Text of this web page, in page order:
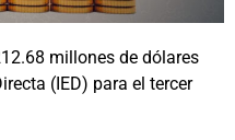
millones de dólares
(IED) para el tercer